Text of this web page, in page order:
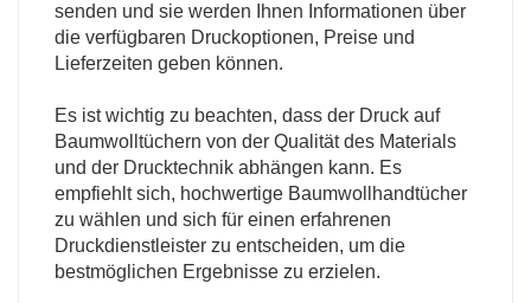
senden und sie werden Ihnen Informationen über
die verfügbaren Druckoptionen, Preise und
Lieferzeiten geben können.
Es ist wichtig zu beachten, dass der Druck auf
Baumwolltüchern von der Qualität des Materials
und der Drucktechnik abhängen kann. Es
empfiehlt sich, hochwertige Baumwollhandtücher
zu wählen und sich für einen erfahrenen
Druckdienstleister zu entscheiden, um die
bestmöglichen Ergebnisse zu erzielen.